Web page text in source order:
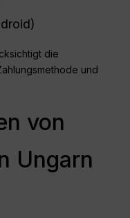
die
und
von
Ungarn